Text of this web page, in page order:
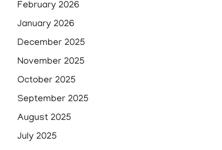
February 2026
January 2026
December 2025
November 2025
October 2025
September 2025
August 2025
July 2025